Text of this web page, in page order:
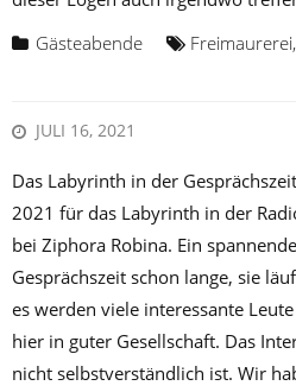
Gästeabende
Freimaurerei,
JULI 16, 2021
Das Labyrinth in der
2021 für das Labyrinth in der
bei Ziphora Robina. Ein
Gesprächszeit schon lange, sie
es werden viele interessante
hier in guter Gesellschaft. Das
nicht selbstverständlich ist. Wir